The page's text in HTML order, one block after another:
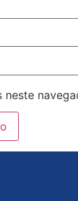
neste